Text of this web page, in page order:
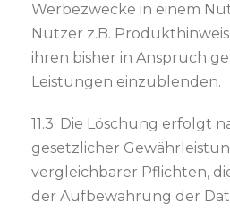
Werbezwecke in einem
Nutzer z.B.
ihren bisher in Anspruch
Leistungen einzublenden.
11.3. Die Löschung erfolgt
gesetzlicher
vergleichbarer Pflichten,
der Aufbewahrung der